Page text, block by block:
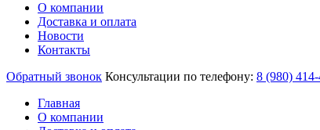
О компании
Доставка и оплата
Новости
Контакты
Обратный звонок Консультации по телефону: 8 (980)
Главная
О компании